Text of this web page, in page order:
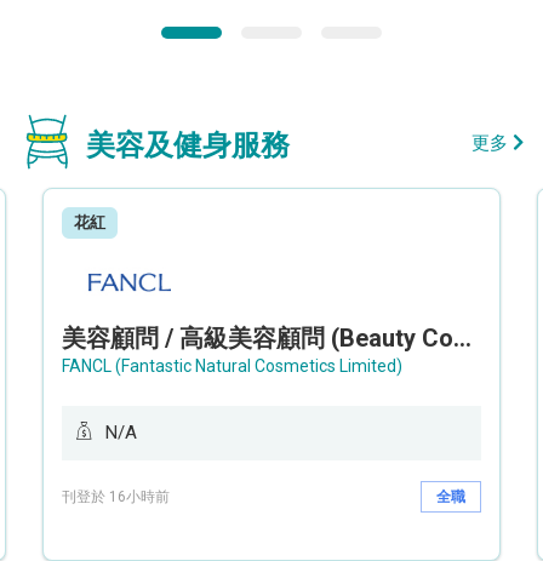
美容及健身服務 更多
花紅
美容顧問 / 高級美容顧問 (Beauty Consultant / Senior Beauty Consultant)
FANCL (Fantastic Natural Cosmetics Limited)
N/A
刊登於 16小時前 全職